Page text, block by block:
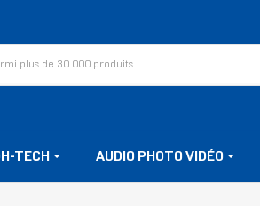
TECH AUDIO PHOTO VIDÉO